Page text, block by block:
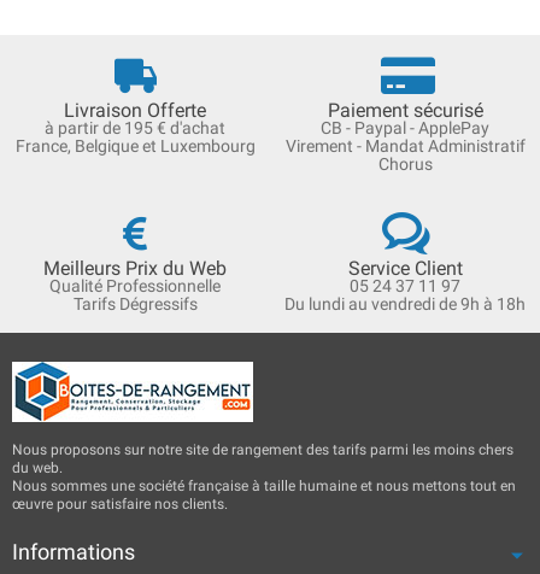
Livraison Offerte
à partir de 195 € d'achat
France, Belgique et Luxembourg
Paiement sécurisé
CB - Paypal - ApplePay
Virement - Mandat Administratif
Chorus
Meilleurs Prix du Web
Qualité Professionnelle
Tarifs Dégressifs
Service Client
05 24 37 11 97
Du lundi au vendredi de 9h à 18h
Nous proposons sur notre site de rangement des tarifs parmi les moins chers
du web.
Nous sommes une société française à taille humaine et nous mettons tout en
œuvre pour satisfaire nos clients.
Informations